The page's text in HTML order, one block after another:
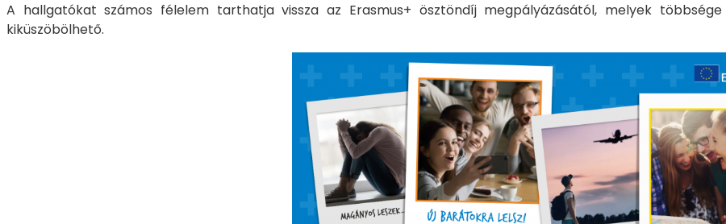
A hallgatókat számos félelem tarthatja vissza az Erasmus+ ösztöndíj megpályázásától, melyek
kiküszöbölhető.